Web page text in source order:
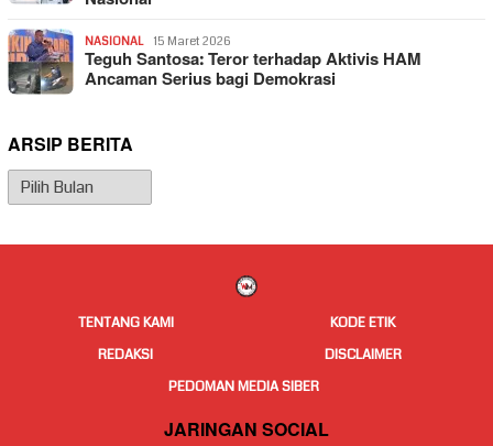
NASIONAL 15 Maret 2026
Teguh Santosa: Teror terhadap Aktivis HAM
Ancaman Serius bagi Demokrasi
ARSIP BERITA
Arsip
Berita
TENTANG KAMI
KODE ETIK
REDAKSI
DISCLAIMER
PEDOMAN MEDIA SIBER
JARINGAN SOCIAL